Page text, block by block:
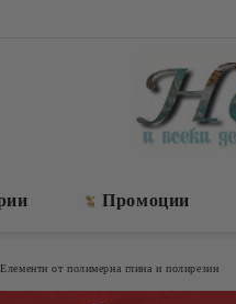
Промоции
Елементи от полимерна глина и полирезин